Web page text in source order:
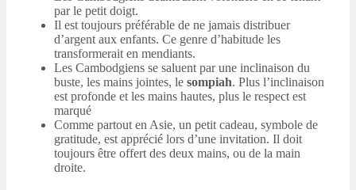
par le petit doigt.
Il est toujours préférable de ne jamais distribuer
d’argent aux enfants. Ce genre d’habitude les
transformerait en mendiants.
Les Cambodgiens se saluent par une inclinaison du
buste, les mains jointes, le sompiah. Plus l’inclinaison
est profonde et les mains hautes, plus le respect est
marqué
Comme partout en Asie, un petit cadeau, symbole de
gratitude, est apprécié lors d’une invitation. Il doit
toujours être offert des deux mains, ou de la main
droite.